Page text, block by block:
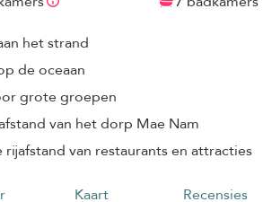
het strand
de oceaan
grote groepen
van het dorp Mae Nam
van restaurants en attracties
Kaart Recensies